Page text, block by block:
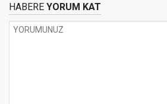
HABERE YORUM KAT